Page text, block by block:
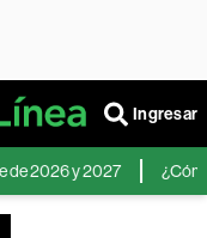
Ingresar
y 2027 ¿Cómo